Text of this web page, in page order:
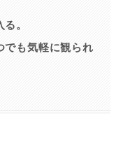
。
でも気軽に観られ